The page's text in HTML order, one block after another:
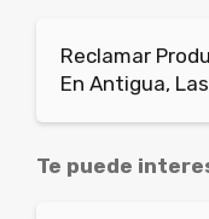
Reclamar
En Antigua,
Te puede